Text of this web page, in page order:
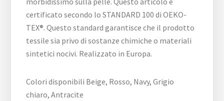
certificato secondo lo STANDARD 100 di OEKO-
TEX®. Questo standard garantisce che il prodotto
tessile sia privo di sostanze chimiche o materiali
sintetici nocivi. Realizzato in Europa.
Colori disponibili Beige, Rosso, Navy, Grigio
chiaro, Antracite